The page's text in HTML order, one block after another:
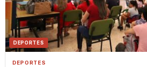
DEPORTES
DEPORTES